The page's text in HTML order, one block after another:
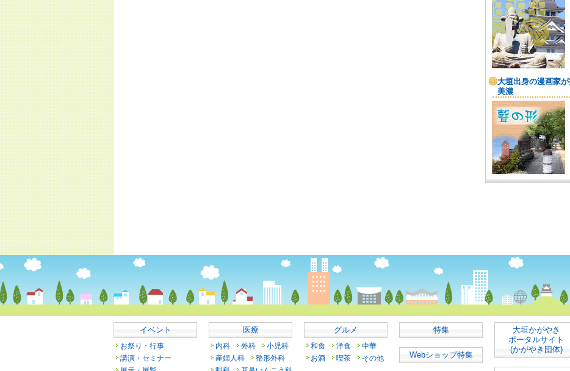
イベント
お祭り・行事
講演・セミナー
医療
内科 外科
小児科
産婦人科
整形外科
グルメ
和食 洋食
中華
お酒
喫茶 その他
特集
Webショップ特集
大垣かがやき
ポータルサイト
(かがやき団体)